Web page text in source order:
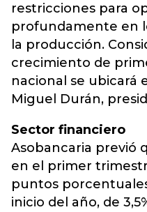
restricciones para
profundamente en
la producción.
crecimiento de
nacional se ubicará
Miguel Durán,
Sector financiero
Asobancaria previó
en el primer
puntos
inicio del año, de